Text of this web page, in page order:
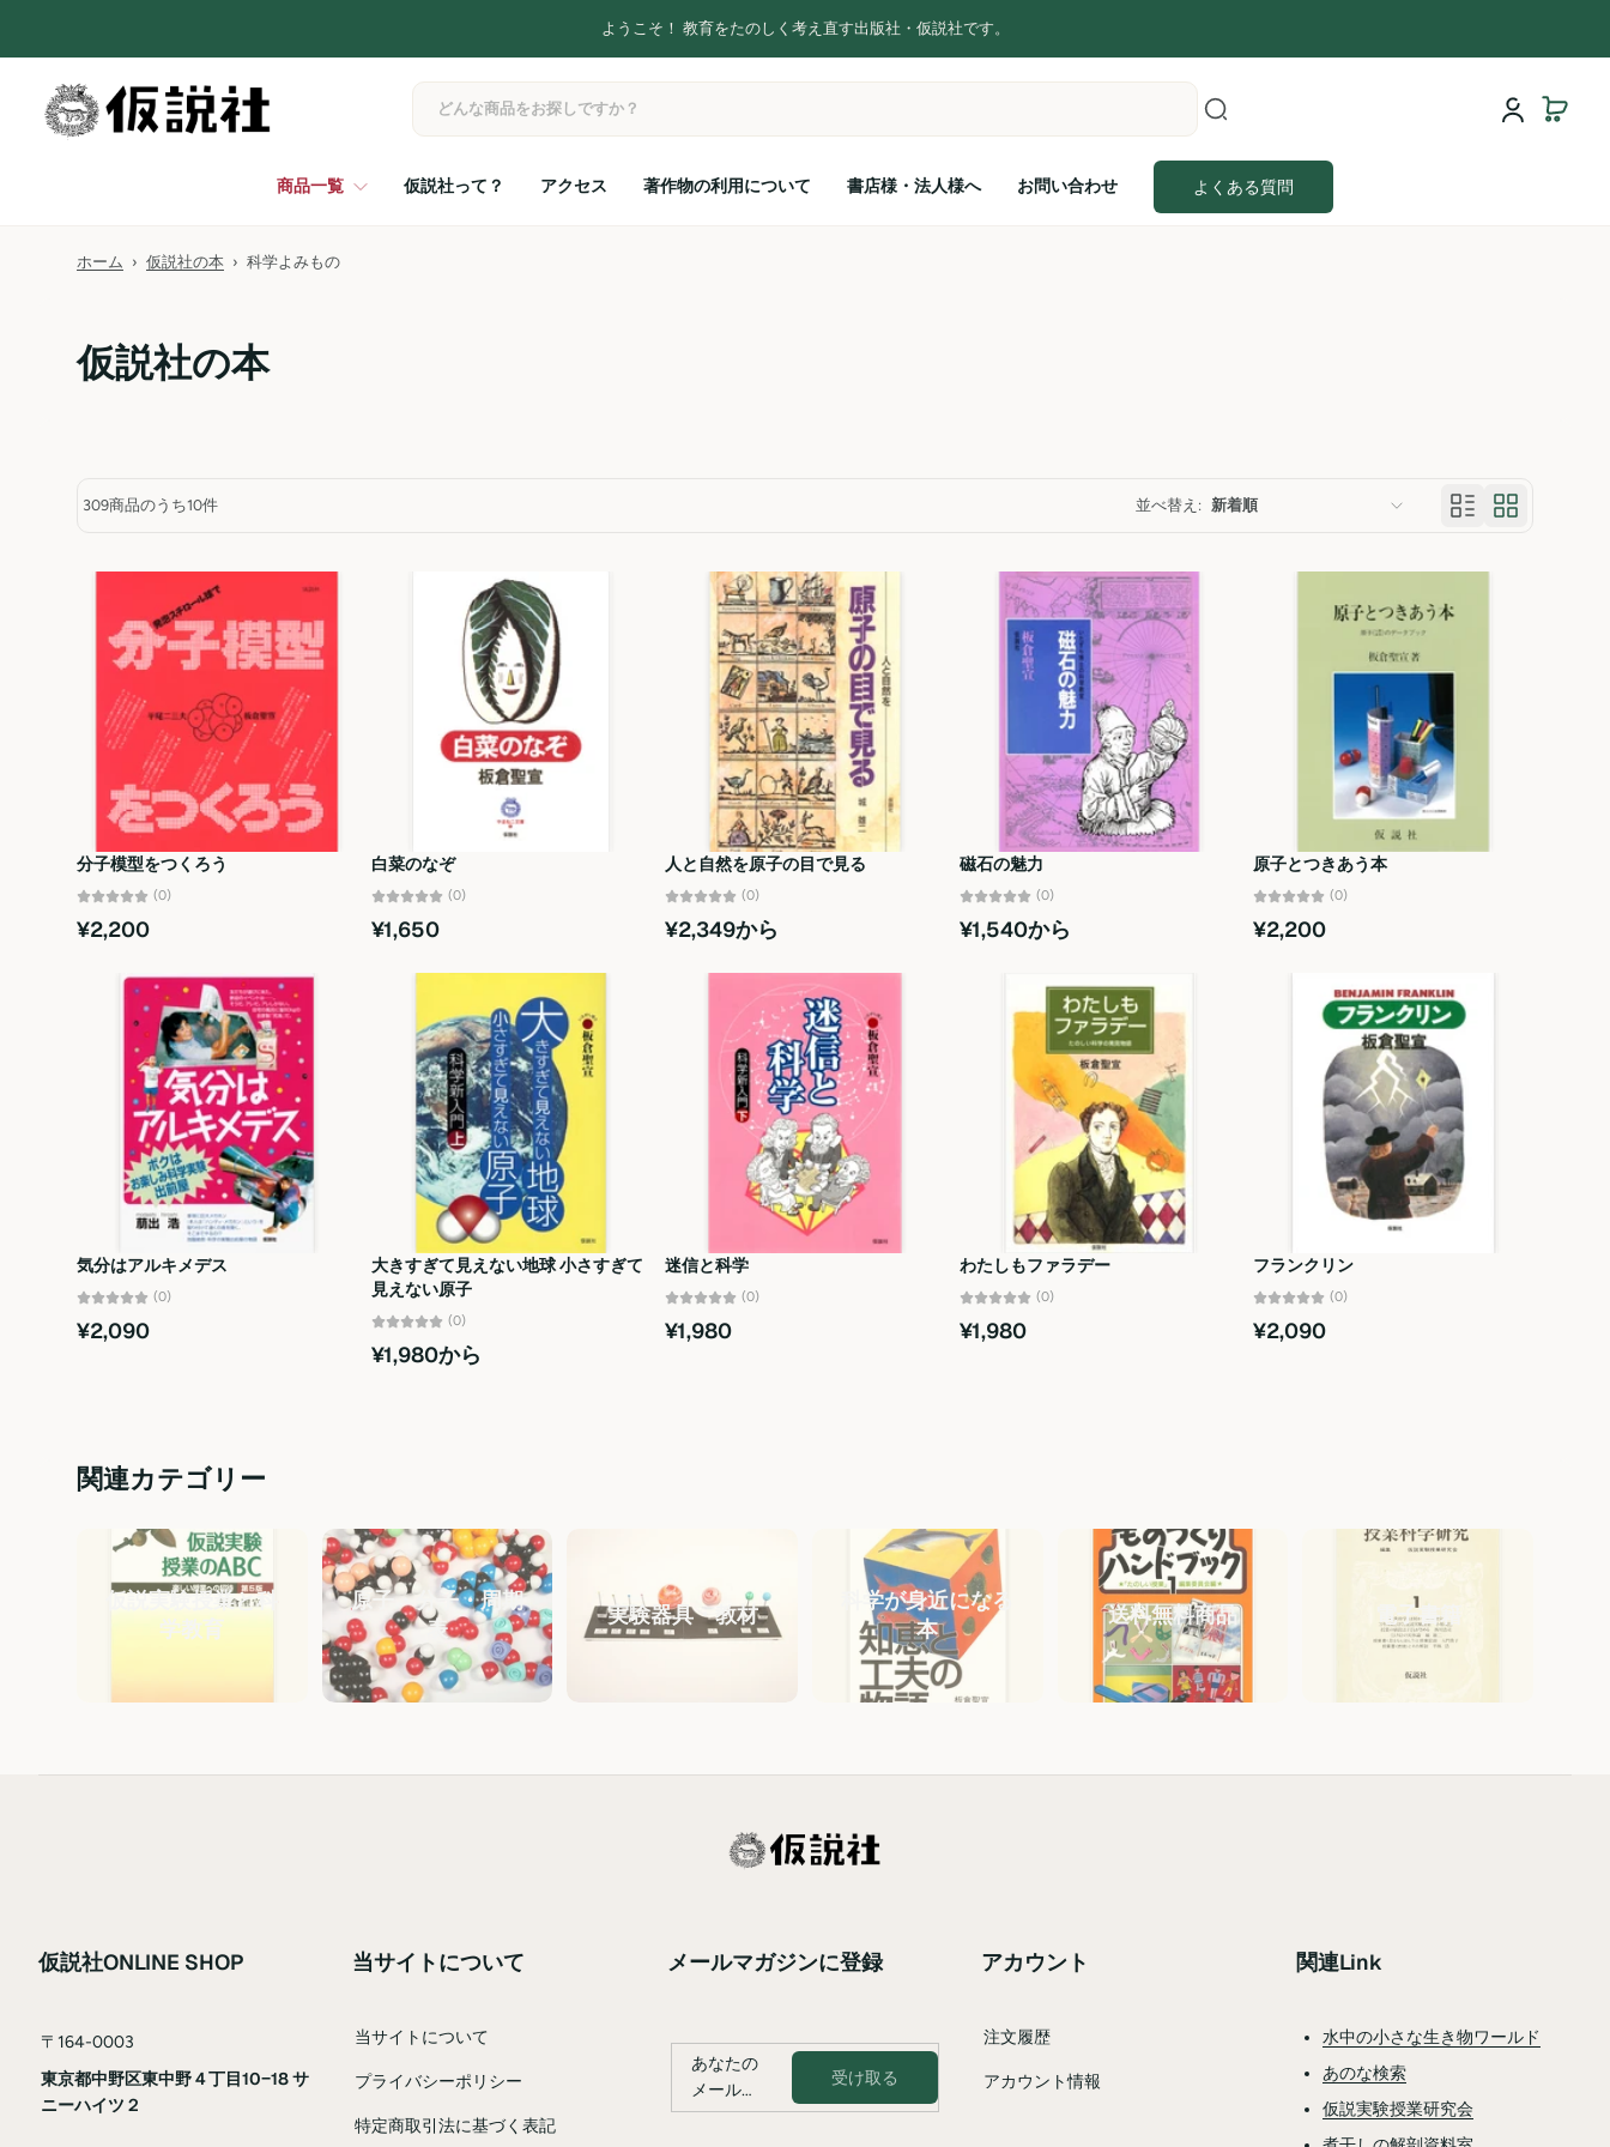
ようこそ！ 教育をたのしく考え直す出版社・仮説社です。
商品一覧 仮説社って？ アクセス 著作物の利用について 書店様・法人様へ お問い合わせ よくある質問
ホーム › 仮説社の本 › 科学よみもの
仮説社の本
309商品のうち10件 並べ替え: 新着順
関連性が最も高い
アルファベット順, A-Z
アルファベット順, Z-A
古い商品順
新着順
分子模型をつくろう
(0)
¥2,200
白菜のなぞ
(0)
¥1,650
人と自然を原子の目で見る
(0)
¥2,349から
磁石の魅力
(0)
¥1,540から
原子とつきあう本
(0)
¥2,200
気分はアルキメデス
(0)
¥2,090
大きすぎて見えない地球 小さすぎて
見えない原子
(0)
¥1,980から
迷信と科学
(0)
¥1,980
わたしもファラデー
(0)
¥1,980
フランクリン
(0)
¥2,090
関連カテゴリー
仮説実験授業と科
学教育
原子・分子・周期
表
実験器具・教材
科学が身近になる
本
送料無料商品 電子書籍
仮説社ONLINE SHOP
〒164-0003
東京都中野区東中野４丁目10−18 サ
ニーハイツ２
当サイトについて
当サイトについて
プライバシーポリシー
特定商取引法に基づく表記
メールマガジンに登録
あなたの
メールア
ドレス
受け取る
アカウント
注文履歴
アカウント情報
関連Link
水中の小さな生き物ワールド
あのな検索
仮説実験授業研究会